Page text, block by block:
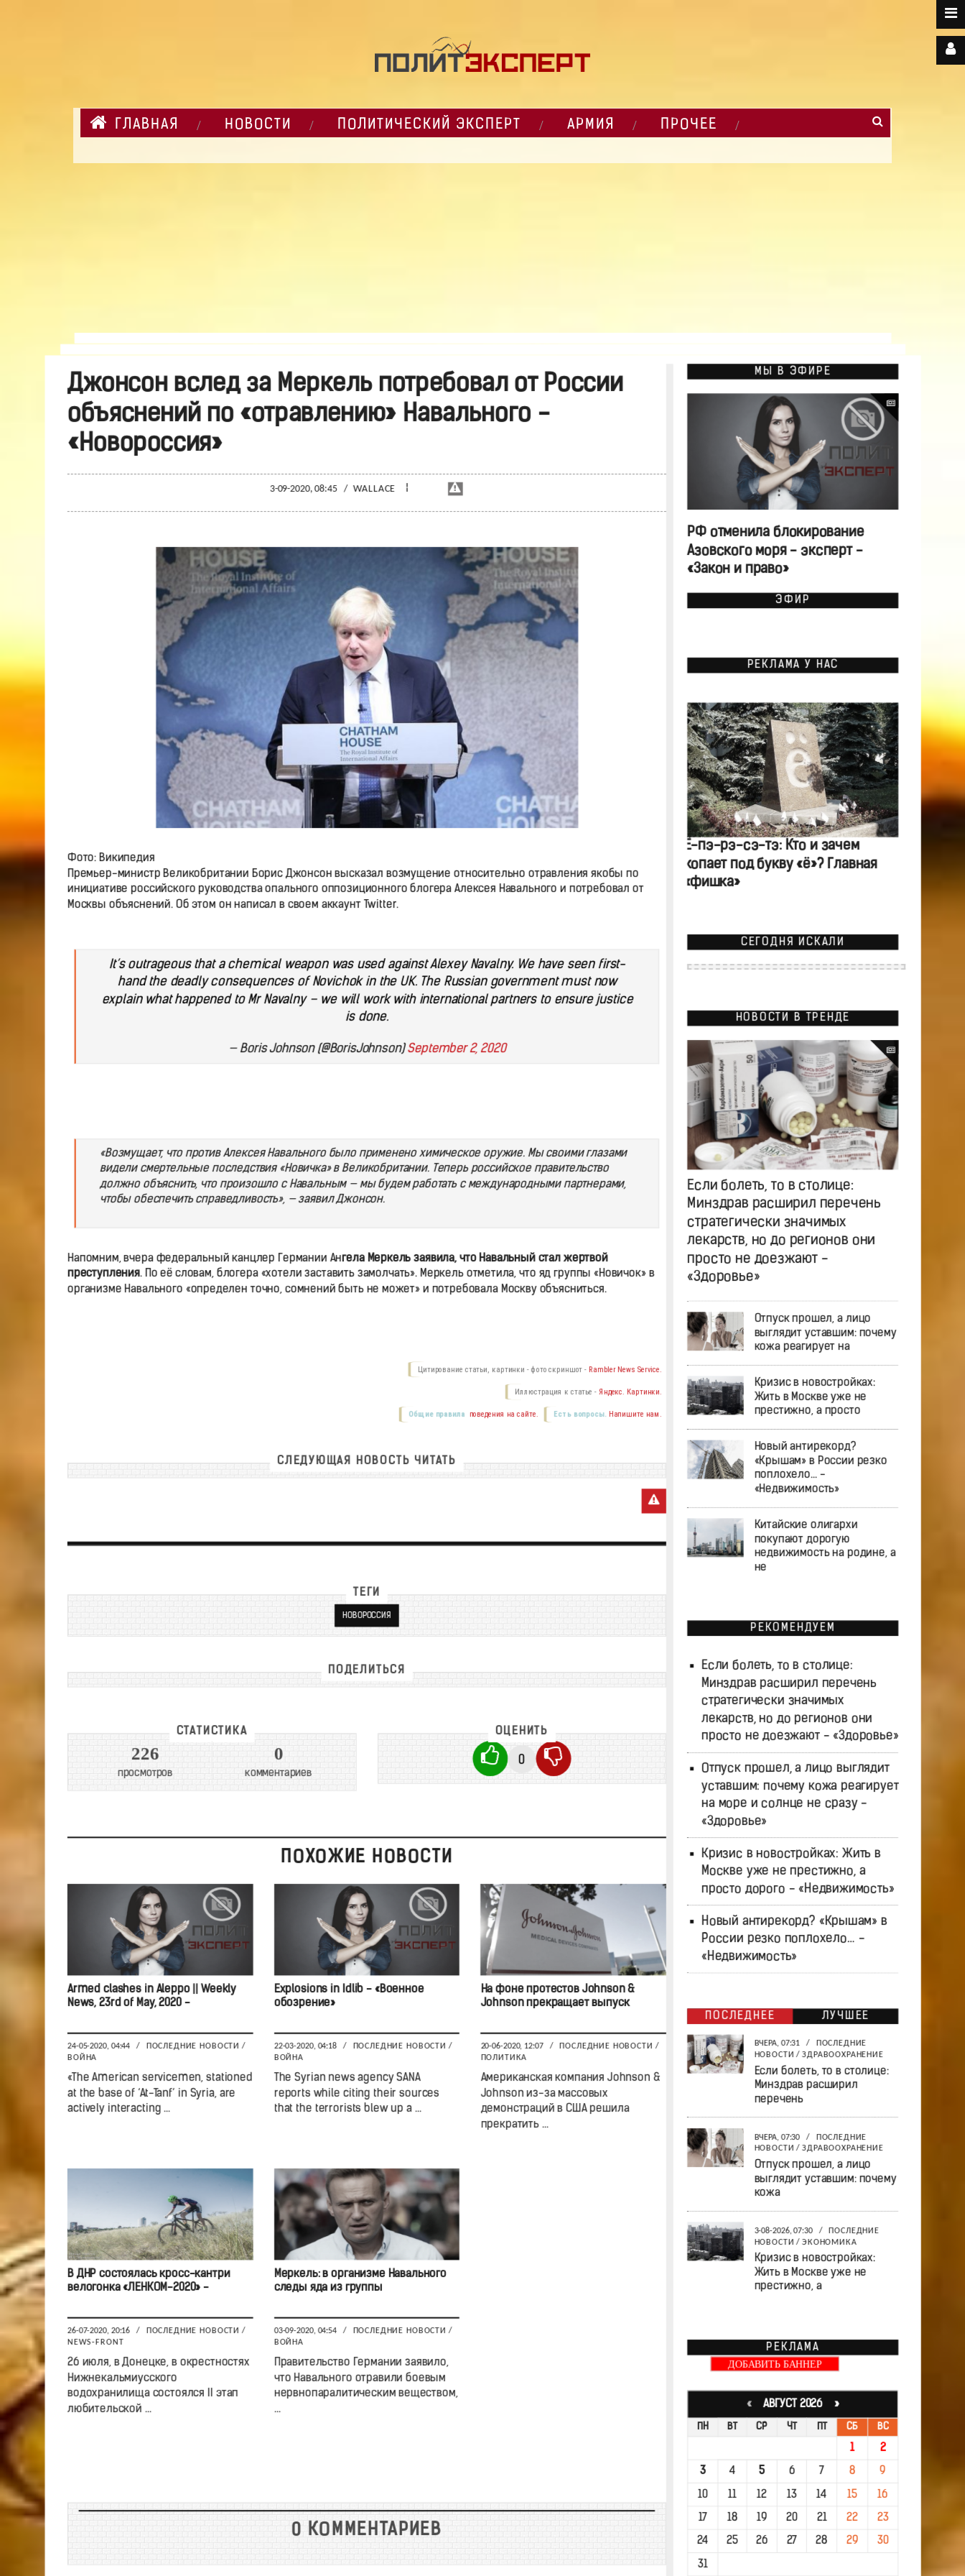
ГЛАВНАЯ НОВОСТИ ПОЛИТИЧЕСКИЙ ЭКСПЕРТ АРМИЯ ПРОЧЕЕ
Джонсон вслед за Меркель потребовал от России
объяснений по «отравлению» Навального -
«Новороссия»
3-09-2020, 08:45 / WALLACE ¦
Фото: Википедия
Премьер-министр Великобритании Борис Джонсон высказал возмущение относительно отравления якобы по
инициативе российского руководства опального оппозиционного блогера Алексея Навального и потребовал от
Москвы объяснений. Об этом он написал в своем аккаунт Twitter.
It’s outrageous that a chemical weapon was used against Alexey Navalny. We have seen first-
hand the deadly consequences of Novichok in the UK. The Russian government must now
explain what happened to Mr Navalny – we will work with international partners to ensure justice
is done.
— Boris Johnson (@BorisJohnson)September 2, 2020
«Возмущает, что против Алексея Навального было применено химическое оружие. Мы своими глазами
видели смертельные последствия «Новичка» в Великобритании. Теперь российское правительство
должно объяснить, что произошло с Навальным — мы будем работать с международными партнерами,
чтобы обеспечить справедливость», — заявил Джонсон.
Напомним, вчера федеральный канцлер Германии Ангела Меркель заявила, что Навальный стал жертвой
преступления. По её словам, блогера «хотели заставить замолчать». Меркель отметила, что яд группы «Новичок» в
организме Навального «определен точно, сомнений быть не может» и потребовала Москву объясниться.
Цитирование статьи, картинки - фото скриншот - Rambler News Service.
Иллюстрация к статье - Яндекс. Картинки.
Есть вопросы. Напишите нам.
Общие правила поведения на сайте.
СЛЕДУЮЩАЯ НОВОСТЬ ЧИТАТЬ
ТЕГИ
НОВОРОССИЯ
ПОДЕЛИТЬСЯ
СТАТИСТИКА
226
просмотров
0
комментариев
ОЦЕНИТЬ
0
ПОХОЖИЕ НОВОСТИ
Armed clashes in Aleppo || Weekly
News, 23rd of May, 2020 -
24-05-2020, 04:44 / ПОСЛЕДНИЕ НОВОСТИ /
ВОЙНА
«The American servicemen, stationed
at the base of ‘At-Tanf’ in Syria, are
actively interacting ...
Explosions in Idlib - «Военное
обозрение»
22-03-2020, 04:18 / ПОСЛЕДНИЕ НОВОСТИ /
ВОЙНА
The Syrian news agency SANA
reports while citing their sources
that the terrorists blew up a ...
На фоне протестов Johnson &
Johnson прекращает выпуск
20-06-2020, 12:07 / ПОСЛЕДНИЕ НОВОСТИ /
ПОЛИТИКА
Американская компания Johnson &
Johnson из-за массовых
демонстраций в США решила
прекратить ...
В ДНР состоялась кросс-кантри
велогонка «ЛЕНКОМ-2020» -
26-07-2020, 20:16 / ПОСЛЕДНИЕ НОВОСТИ /
NEWS-FRONT
26 июля, в Донецке, в окрестностях
Нижнекальмиусского
водохранилища состоялся II этап
любительской ...
Меркель: в организме Навального
следы яда из группы
03-09-2020, 04:54 / ПОСЛЕДНИЕ НОВОСТИ /
ВОЙНА
Правительство Германии заявило,
что Навального отравили боевым
нервнопаралитическим веществом,
...
0 КОММЕНТАРИЕВ
МЫ В ЭФИРЕ
РФ отменила блокирование
Азовского моря - эксперт -
«Закон и право»
ЭФИР
РЕКЛАМА У НАС
Ё-пэ-рэ-сэ-тэ: Кто и зачем
копает под букву «ё»? Главная
«фишка»
СЕГОДНЯ ИСКАЛИ
НОВОСТИ В ТРЕНДЕ
Если болеть, то в столице:
Минздрав расширил перечень
стратегически значимых
лекарств, но до регионов они
просто не доезжают -
«Здоровье»
Отпуск прошел, а лицо
выглядит уставшим: почему
кожа реагирует на
Кризис в новостройках:
Жить в Москве уже не
престижно, а просто
Новый антирекорд?
«Крышам» в России резко
поплохело… -
«Недвижимость»
Китайские олигархи
покупают дорогую
недвижимость на родине, а
не
РЕКОМЕНДУЕМ
Если болеть, то в столице:
Минздрав расширил перечень
стратегически значимых
лекарств, но до регионов они
просто не доезжают - «Здоровье»
Отпуск прошел, а лицо выглядит
уставшим: почему кожа реагирует
на море и солнце не сразу -
«Здоровье»
Кризис в новостройках: Жить в
Москве уже не престижно, а
просто дорого - «Недвижимость»
Новый антирекорд? «Крышам» в
России резко поплохело… -
«Недвижимость»
ПОСЛЕДНЕЕ ЛУЧШЕЕ
ВЧЕРА, 07:31 /
ПОСЛЕДНИЕ
НОВОСТИ / ЗДРАВООХРАНЕНИЕ
Если болеть, то в столице:
Минздрав расширил
перечень
ВЧЕРА, 07:30 /
ПОСЛЕДНИЕ
НОВОСТИ / ЗДРАВООХРАНЕНИЕ
Отпуск прошел, а лицо
выглядит уставшим: почему
кожа
3-08-2026, 07:30 /
ПОСЛЕДНИЕ
НОВОСТИ / ЭКОНОМИКА
Кризис в новостройках:
Жить в Москве уже не
престижно, а
РЕКЛАМА
ДОБАВИТЬ БАННЕР
«АВГУСТ 2026 »
ПН ВТ СР ЧТ ПТ СБ ВС
1 2
3 4 5 6 7 8 9
10 11 12 13 14 15 16
17 18 19 20 21 22 23
24 25 26 27 28 29 30
31